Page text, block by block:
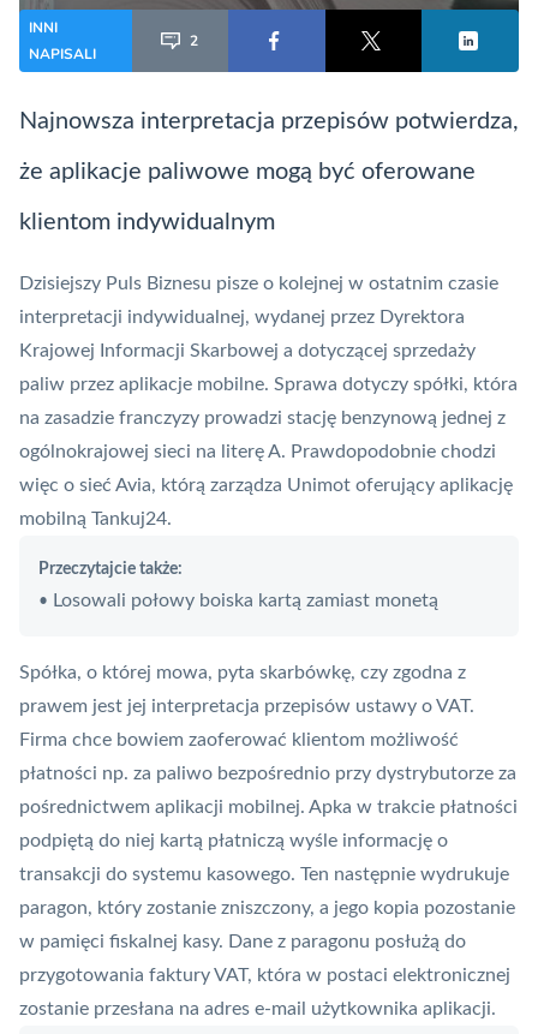
INNI
NAPISALI
2
Najnowsza interpretacja przepisów potwierdza,
że aplikacje paliwowe mogą być oferowane
klientom indywidualnym
Dzisiejszy Puls Biznesu pisze o kolejnej w ostatnim czasie
interpretacji indywidualnej, wydanej przez Dyrektora
Krajowej Informacji Skarbowej a dotyczącej sprzedaży
paliw przez aplikacje mobilne. Sprawa dotyczy spółki, która
na zasadzie franczyzy prowadzi stację benzynową jednej z
ogólnokrajowej sieci na literę A. Prawdopodobnie chodzi
więc o sieć Avia, którą zarządza Unimot oferujący aplikację
mobilną Tankuj24.
Przeczytajcie także:
• Losowali połowy boiska kartą zamiast monetą
Spółka, o której mowa, pyta skarbówkę, czy zgodna z
prawem jest jej interpretacja przepisów ustawy o VAT.
Firma chce bowiem zaoferować klientom możliwość
płatności np. za paliwo bezpośrednio przy dystrybutorze za
pośrednictwem aplikacji mobilnej. Apka w trakcie płatności
podpiętą do niej kartą płatniczą wyśle informację o
transakcji do systemu kasowego. Ten następnie wydrukuje
paragon, który zostanie zniszczony, a jego kopia pozostanie
w pamięci fiskalnej kasy. Dane z paragonu posłużą do
przygotowania faktury VAT, która w postaci elektronicznej
zostanie przesłana na adres e-mail użytkownika aplikacji.